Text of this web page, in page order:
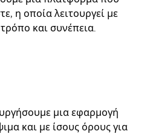
η οποία λειτουργεί με
και συνέπεια.
μια εφαρμογή
και με ίσους όρους για